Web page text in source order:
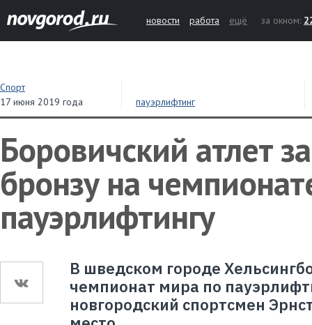
новости работа ещё за окном:
Спорт
17 июня 2019 года
пауэрлифтинг
Боровичский атлет
бронзу на
пауэрлифтингу
В шведском городе
чемпионат мира по
новгородский спортсмен